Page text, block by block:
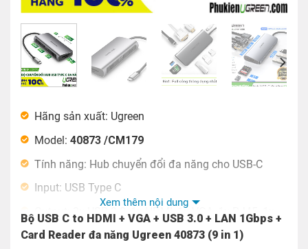
Hãng sản xuất: Ugreen
Model: 40873 /CM179
Tính năng: Hub chuyển đổi đa năng cho USB-C
Input: USB Type C
Output: 3x USB 3.0, 1x HDMI, 1x VGA, 1x RJ45, 1x
SD, 1x Micro SD card slot
Xem thêm nội dung
Bộ USB C to HDMI + VGA + USB 3.0 + LAN 1Gbps +
Card Reader đa năng Ugreen 40873 (9 in 1)